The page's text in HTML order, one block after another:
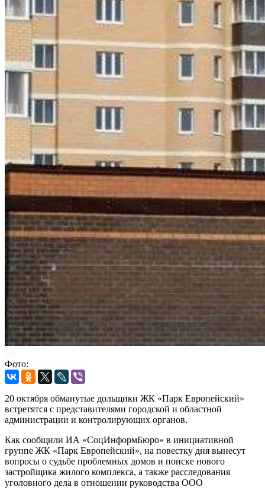
Фото:
20 октября обманутые дольщики ЖК «Парк Европейский»
встретятся с представителями городской и областной
администрации и контролирующих органов.
Как сообщили ИА «СоцИнформБюро» в инициативной
группе ЖК «Парк Европейский», на повестку дня вынесут
вопросы о судьбе проблемных домов и поиске нового
застройщика жилого комплекса, а также расследования
уголовного дела в отношении руководства ООО